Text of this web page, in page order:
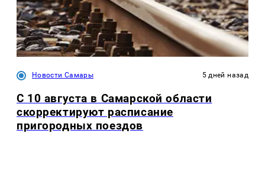
Новости Самары 5 дней назад
С 10 августа в Самарской области
скорректируют расписание
пригородных поездов